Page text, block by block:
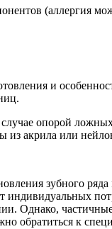
(аллергия
и
опорой
из акрила или
зубного
к